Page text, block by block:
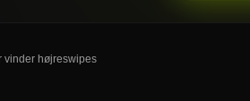
vinder højreswipes